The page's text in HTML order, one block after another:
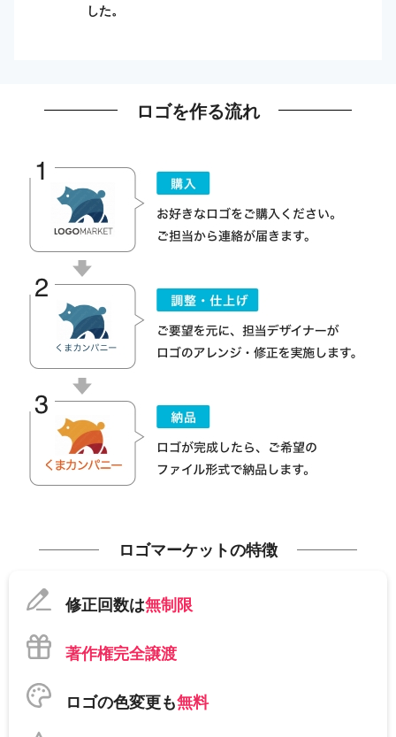
した。
ロゴを作る流れ
ロゴマーケットの特徴
修正回数は無制限
著作権完全譲渡
ロゴの色変更も無料